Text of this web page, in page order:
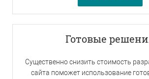
Готовые
Существенно снизить стоимость
сайта поможет использование